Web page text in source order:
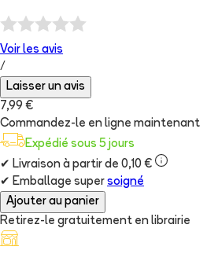
Voir les avis
/
Laisser un avis
7,99 €
Commandez-le en ligne maintenant
Expédié sous 5 jours
✔ Livraison à partir de 0,10 €
✔ Emballage super soigné
Ajouter au panier
Retirez-le gratuitement en librairie